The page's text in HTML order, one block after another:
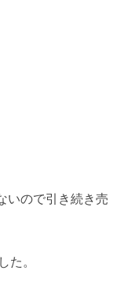
いので引き続き売
た。